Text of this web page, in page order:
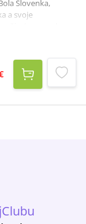
Slovenka,
a svoje
väzenkyňa. Na
dlážke, bez liekov,
zbavená
jej len „niečo
v predkladanej
historička
dejinám
totalitných